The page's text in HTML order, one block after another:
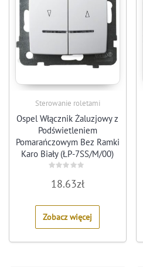
Sterowanie roletami
Ospel Włącznik Żaluzjowy z
Podświetleniem
Pomarańczowym Bez Ramki
Karo Biały (ŁP-7SS/M/00)
0
out
5
18.63zł
Zobacz więcej